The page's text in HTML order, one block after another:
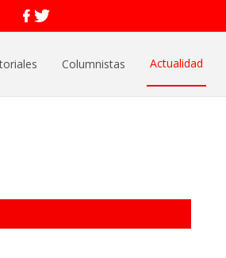
Columnistas Actualidad